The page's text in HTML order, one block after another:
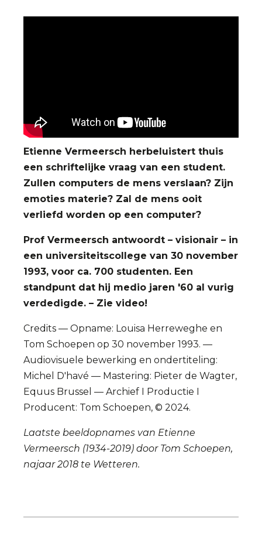
Etienne Vermeersch herbeluistert thuis
een schriftelijke vraag van een student.
Zullen computers de mens verslaan? Zijn
emoties materie? Zal de mens ooit
verliefd worden op een computer?
Prof Vermeersch antwoordt – visionair – in
een universiteitscollege van 30 november
1993, voor ca. 700 studenten. Een
standpunt dat hij medio jaren '60 al vurig
verdedigde. – Zie video!
Credits — Opname: Louisa Herreweghe en
Tom Schoepen op 30 november 1993. —
Audiovisuele bewerking en ondertiteling:
Michel D'havé — Mastering: Pieter de Wagter,
Equus Brussel — Archief I Productie I
Producent: Tom Schoepen, © 2024.
Laatste beeldopnames van Etienne
Vermeersch (1934-2019) door Tom Schoepen,
najaar 2018 te Wetteren.